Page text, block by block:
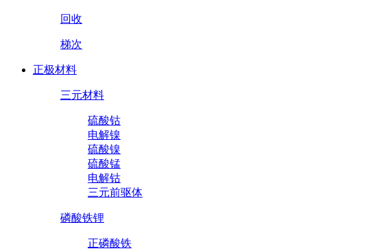
回收
梯次
正极材料
三元材料
硫酸钴
电解镍
硫酸镍
硫酸锰
电解钴
三元前驱体
磷酸铁锂
正磷酸铁